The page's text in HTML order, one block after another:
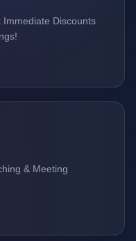
Discounts
& Meeting